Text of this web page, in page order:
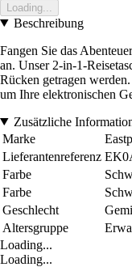
Loading...
Beschreibung
Fangen Sie das
an. Unser 2-in-1-
Rücken getragen
um Ihre elektronischen
Zusätzliche
Marke
Lieferantenreferenz
Farbe
Farbe
Geschlecht
Altersgruppe
Loading...
Loading...